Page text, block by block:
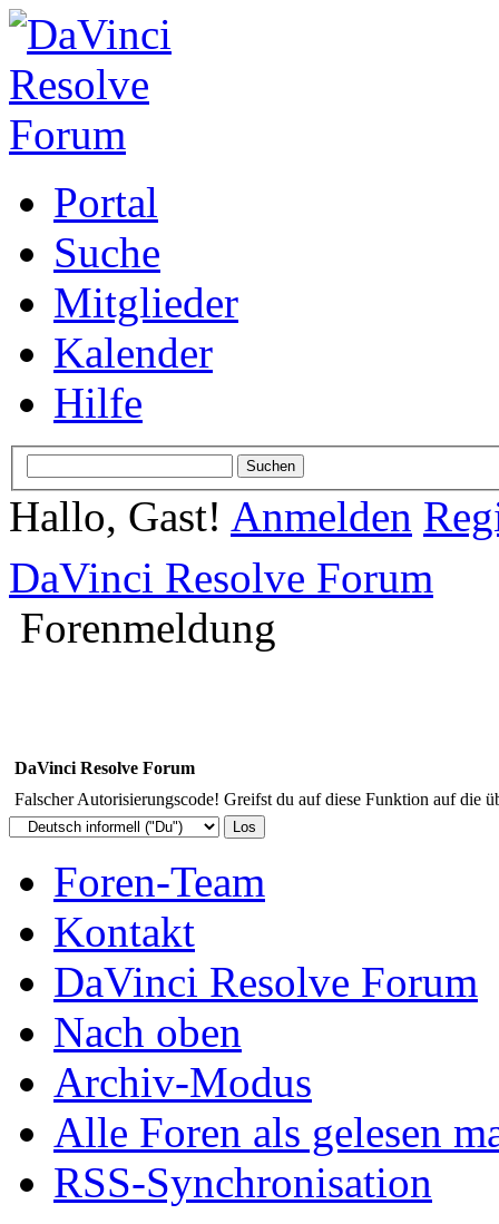
Portal
Suche
Mitglieder
Kalender
Hilfe
Hallo, Gast! Anmelden
DaVinci Resolve Forum
Forenmeldung
DaVinci Resolve Forum
Falscher Autorisierungscode! Greifst du auf diese Funktion auf die
Foren-Team
Kontakt
DaVinci Resolve Forum
Nach oben
Archiv-Modus
Alle Foren als gelesen
RSS-Synchronisation